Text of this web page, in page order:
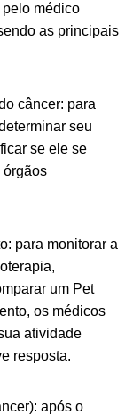
médico
as principais
câncer: para
seu
se ele se
órgãos
para monitorar a
um Pet
os médicos
atividade
resposta.
após o